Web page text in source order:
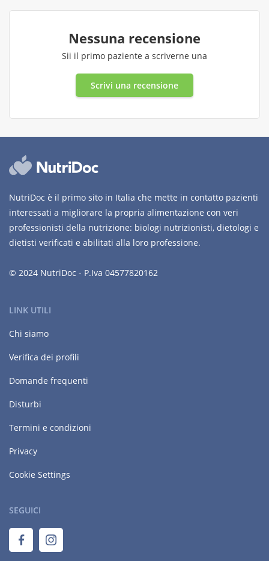
Nessuna recensione
Sii il primo paziente a scriverne una
Scrivi una recensione
NutriDoc è il primo sito in Italia che mette in contatto pazienti
interessati a migliorare la propria alimentazione con veri
professionisti della nutrizione: biologi nutrizionisti, dietologi e
dietisti verificati e abilitati alla loro professione.
© 2024 NutriDoc - P.Iva 04577820162
LINK UTILI
Chi siamo
Verifica dei profili
Domande frequenti
Disturbi
Termini e condizioni
Privacy
Cookie Settings
SEGUICI